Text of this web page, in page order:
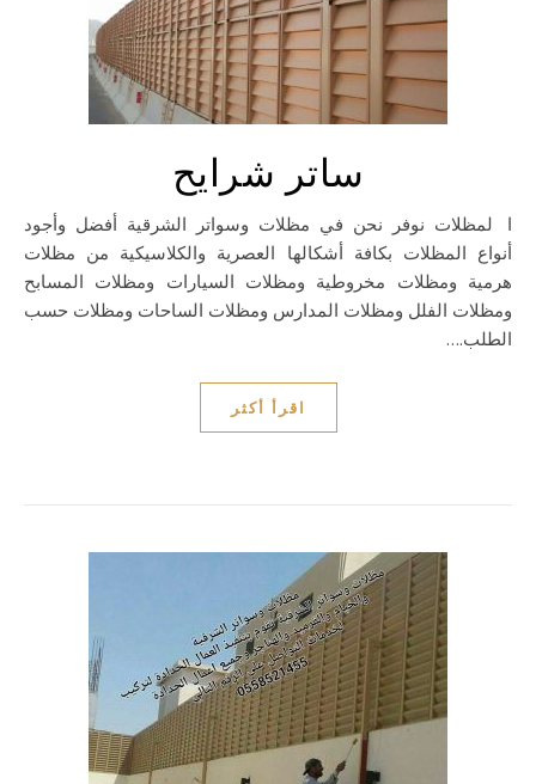
ساتر شرايح
المظلات نوفر نحن في مظلات وسواتر الشرقية أفضل وأجود
أنواع المظلات بكافة أشكالها العصرية والكلاسيكية من مظلات
هرمية ومظلات مخروطية ومظلات السيارات ومظلات المسابح
ومظلات الفلل ومظلات المدارس ومظلات الساحات ومظلات حسب
الطلب.…
اقرأ أكثر